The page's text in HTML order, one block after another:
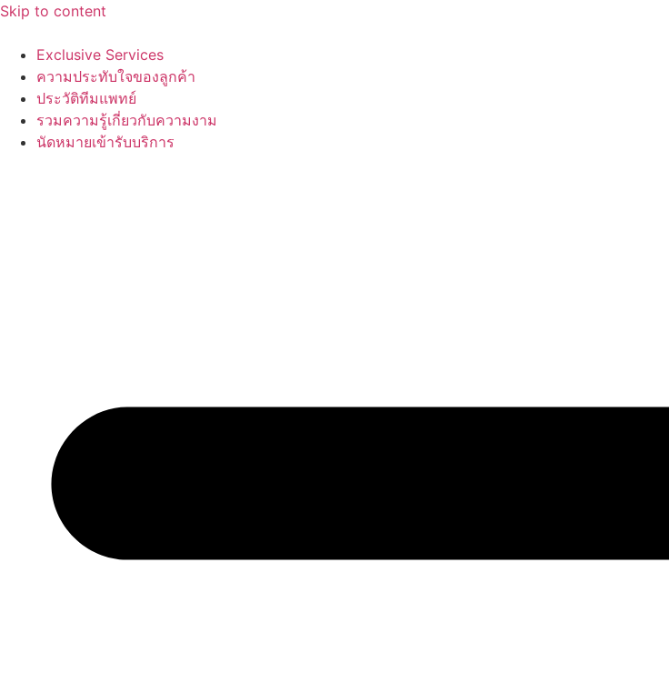
Skip to content
Exclusive Services
ความประทับใจของลูกค้า
ประวัติทีมแพทย์
รวมความรู้เกี่ยวกับความงาม
นัดหมายเข้ารับบริการ